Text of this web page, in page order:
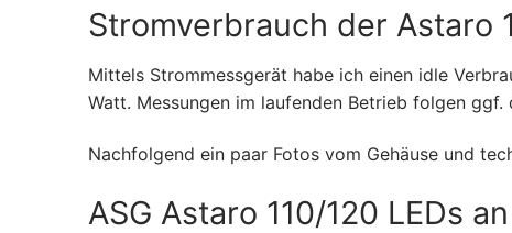
Stromverbrauch der Astaro
Mittels Strommessgerät habe ich einen idle
Watt. Messungen im laufenden Betrieb folgen ggf.
Nachfolgend ein paar Fotos vom Gehäuse und
ASG Astaro 110/120 LEDs